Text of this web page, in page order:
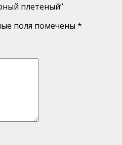
плетеный”
поля помечены *